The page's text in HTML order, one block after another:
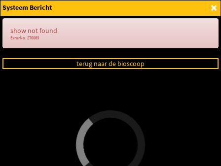
Login
×
Systeem Bericht
show not found
ErrorNo. 270083
terug naar de bioscoop